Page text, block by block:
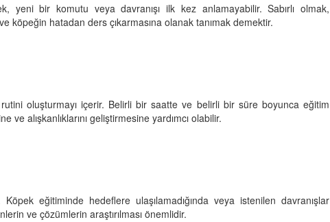
yeni bir komutu veya davranışı ilk kez anlamayabilir. Sabırlı olmak,
köpeğin hatadan ders çıkarmasına olanak tanımak demektir.
oluşturmayı içerir. Belirli bir saatte ve belirli bir süre boyunca eğitim
alışkanlıklarını geliştirmesine yardımcı olabilir.
eğitiminde hedeflere ulaşılamadığında veya istenilen davranışlar
ve çözümlerin araştırılması önemlidir.